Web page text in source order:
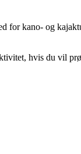
for kano- og
hvis du vil